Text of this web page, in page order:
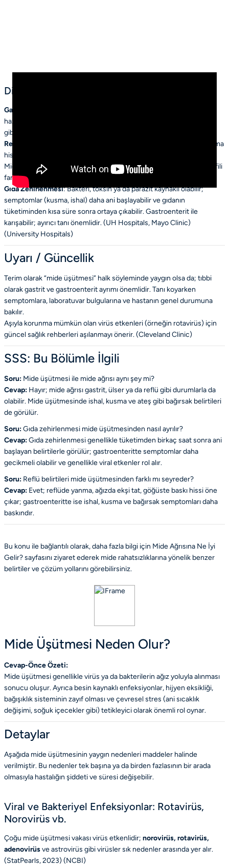
Diğer Mide Rahatsızlıklarıyla Karışabilmesi
Gastrit
hazımsızlık, yanma gibi belirtiler verir. Gastroenterit ise ishal, kusma
gibi bağırsak semptomları da içerir. (
Reflü
: Yemek borusuna mide içeriğinin geri kaçması; genellikle yanma
hissi, göğüste ağrı ve bazen boğazda rahatsızlık ile karakterizedir.
Mide üşütmesinde bu tür belirtiler daha az görülür ve semptom profili
farklıdır.
Gıda Zehirlenmesi: Bakteri, toksin ya da parazit kaynaklı olabilir;
semptomlar (kusma, ishal) daha ani başlayabilir ve gıdanın
tüketiminden kısa süre sonra ortaya çıkabilir. Gastroenterit ile
karışabilir; ayırıcı tanı önemlidir. (UH Hospitals, Mayo Clinic)
(University Hospitals)
Uyarı / Güncellik
Terim olarak “mide üşütmesi” halk söyleminde yaygın olsa da; tıbbi
olarak gastrit ve gastroenterit ayrımı önemlidir. Tanı koyarken
semptomlara, laboratuvar bulgularına ve hastanın genel durumuna
bakılır.
Aşıyla korunma mümkün olan virüs etkenleri (örneğin rotavirüs) için
güncel sağlık rehberleri aşılanmayı önerir. (Cleveland Clinic)
SSS: Bu Bölümle İlgili
Soru: Mide üşütmesi ile mide ağrısı aynı şey mi?
Cevap: Hayır; mide ağrısı gastrit, ülser ya da reflü gibi durumlarla da
olabilir. Mide üşütmesinde ishal, kusma ve ateş gibi bağırsak belirtileri
de görülür.
Soru:Gıda zehirlenmesi mide üşütmesinden nasıl ayrılır?
Cevap:Gıda zehirlenmesi genellikle tüketimden birkaç saat sonra ani
başlayan belirtilerle görülür; gastroenteritte semptomlar daha
gecikmeli olabilir ve genellikle viral etkenler rol alır.
Soru: Reflü belirtileri mide üşütmesinden farklı mı seyreder?
Cevap: Evet; reflüde yanma, ağızda ekşi tat, göğüste baskı hissi öne
çıkar; gastroenteritte ise ishal, kusma ve bağırsak semptomları daha
baskındır.
Bu konu ile bağlantılı olarak, daha fazla bilgi için Mide Ağrısına Ne İyi
Gelir?sayfasını ziyaret ederek mide rahatsızlıklarına yönelik benzer
belirtiler ve çözüm yollarını görebilirsiniz.
Mide Üşütmesi Neden Olur?
Cevap-Önce Özeti:
Mide üşütmesi genellikle virüs ya da bakterilerin ağız yoluyla alınması
sonucu oluşur. Ayrıca besin kaynaklı enfeksiyonlar, hijyen eksikliği,
bağışıklık sisteminin zayıf olması ve çevresel stres (ani sıcaklık
değişimi, soğuk içecekler gibi) tetikleyici olarak önemli rol oynar.
Detaylar
Aşağıda mide üşütmesinin yaygın nedenleri maddeler halinde
verilmiştir. Bu nedenler tek başına ya da birden fazlasının bir arada
olmasıyla hastalığın şiddeti ve süresi değişebilir.
Viral ve Bakteriyel Enfeksiyonlar: Rotavirüs,
Norovirüs vb.
Çoğu mide üşütmesi vakası virüs etkenlidir; norovirüs, rotavirüs,
adenovirüsve astrovirüs gibi virüsler sık nedenler arasında yer alır.
(StatPearls, 2023) (NCBI)